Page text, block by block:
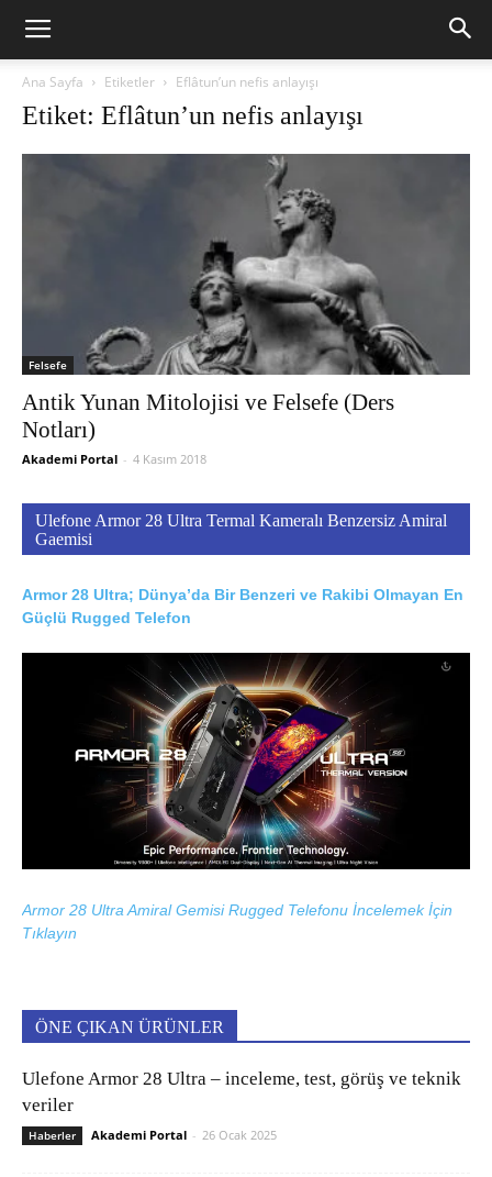
Ana Sayfa Etiketler Eflâtun’un nefis anlayışı
Etiket: Eflâtun’un nefis anlayışı
Felsefe
Antik Yunan Mitolojisi ve Felsefe (Ders
Notları)
Akademi Portal - 4 Kasım 2018
Ulefone Armor 28 Ultra Termal Kameralı Benzersiz Amiral
Gaemisi
Armor 28 Ultra; Dünya’da Bir Benzeri ve Rakibi Olmayan En
Güçlü Rugged Telefon
Armor 28 Ultra Amiral Gemisi Rugged Telefonu İncelemek İçin
Tıklayın
ÖNE ÇIKAN ÜRÜNLER
Ulefone Armor 28 Ultra – inceleme, test, görüş ve teknik
veriler
Haberler Akademi Portal - 26 Ocak 2025